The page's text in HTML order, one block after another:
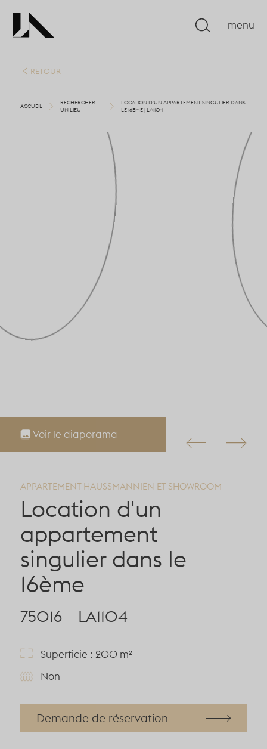
menu
Voir le diaporama
RETOUR
ACCUEIL
RECHERCHER
UN LIEU
LOCATION D'UN APPARTEMENT SINGULIER DANS
LE 16ÈME | LA1104
APPARTEMENT HAUSSMANNIEN ET SHOWROOM
Location d'un
appartement
singulier dans le
16ème
75016 LA1104
Superficie : 200 m²
Non
Demande de réservation